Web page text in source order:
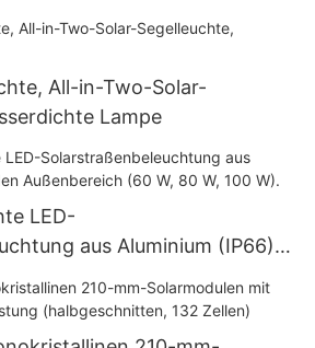
W.
All-in-Two-Solar-
Lampe
LED-
aus Aluminium (IP66)
(60 W, 80 W, 100 W).